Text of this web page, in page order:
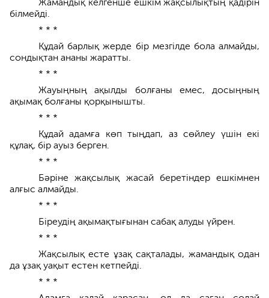
Жамандық келгенше ешкім жақсылықтың қадірін
білмейді.
* * *
Құдай барлық жерде бір мезгілде бола алмайды,
сондықтан ананы жаратты.
* * *
Жауыңның ақылды болғаны емес, досыңның
ақымақ болғаны қорқынышты.
* * *
Құдай адамға көп тыңдап, аз сөйлеу үшін екі
құлақ, бір ауыз берген.
* * *
Бәріне жақсылық жасай беретіндер ешкімнен
алғыс алмайды.
* * *
Біреудің ақымақтығынан сабақ алуды үйрен.
* * *
Жақсылық есте ұзақ сақталады, жамандық одан
да ұзақ уақыт естен кетпейді.
* * *